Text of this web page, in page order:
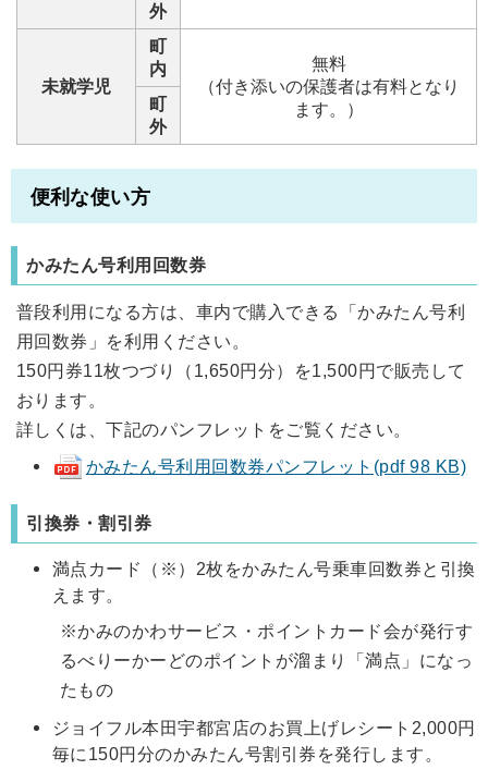
外
未就学児
町
内
無料
（付き添いの保護者は有料となり
ます。）
町
外
便利な使い方
かみたん号利用回数券
普段利用になる方は、車内で購入できる「かみたん号利
用回数券」を利用ください。
150円券11枚つづり（1,650円分）を1,500円で販売して
おります。
詳しくは、下記のパンフレットをご覧ください。
かみたん号利用回数券パンフレット(pdf 98 KB)
引換券・割引券
満点カード（※）2枚をかみたん号乗車回数券と引換
えます。
※かみのかわサービス・ポイントカード会が発行す
るべりーかーどのポイントが溜まり「満点」になっ
たもの
ジョイフル本田宇都宮店のお買上げレシート2,000円
毎に150円分のかみたん号割引券を発行します。